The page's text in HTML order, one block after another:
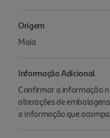
Origem
Maia
Informação Adicional
Confirmar a informação
alterações de
a informação que